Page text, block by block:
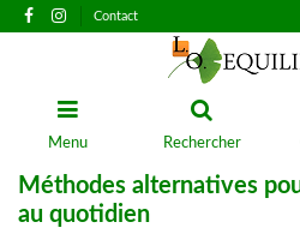
Contact
Menu Rechercher
Méthodes alternatives
au quotidien